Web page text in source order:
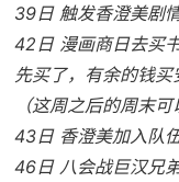
39日 触发香澄美剧
42日 漫画商日去买
先买了，有余的钱
（这周之后的周末
43日 香澄美加入队
46日 八会战巨汉兄